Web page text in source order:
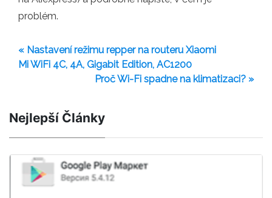
problém.
« Nastavení režimu repper na routeru Xiaomi
Mi WiFi 4C, 4A, Gigabit Edition, AC1200
Proč Wi-Fi spadne na klimatizaci? »
Nejlepší Články